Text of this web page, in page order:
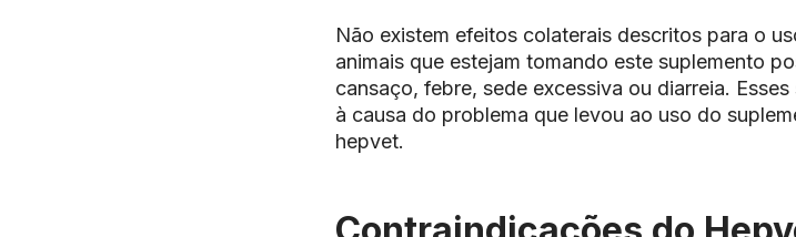
Não existem efeitos colaterais descritos para o
animais que estejam tomando este suplemento
cansaço, febre, sede excessiva ou diarreia.
à causa do problema que levou ao uso do
hepvet.